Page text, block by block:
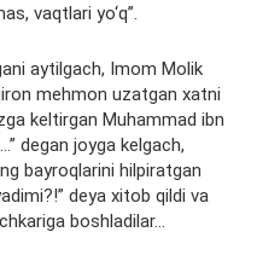
vaqtlari yo‘q”.
aytilgach, Imom Molik
mehmon uzatgan xatni
keltirgan Muhammad ibn
degan joyga kelgach,
bayroqlarini hilpiratgan
deya xitob qildi va
boshladilar…